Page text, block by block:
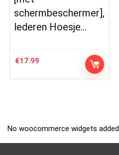
schermbeschermer],
lederen Hoesje…
€17.99
No woocommerce widgets added